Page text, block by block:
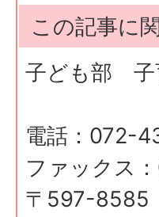
この記事に
子ども部 子
電話：072-
ファックス
〒597-8585